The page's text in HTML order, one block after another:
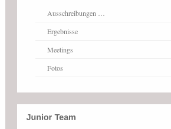
Ausschreibungen …
Ergebnisse
Meetings
Fotos